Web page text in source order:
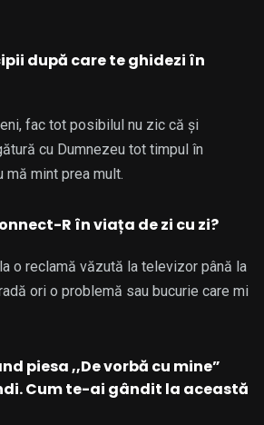
după care te ghidezi în
fac tot posibilul nu zic că și
cu Dumnezeu tot timpul în
mă mint prea mult.
R în viața de zi cu zi?
o reclamă văzută la televizor până la
ori o problemă sau bucurie care mi
piesa ,,De vorbă cu mine”
Cum te-ai gândit la această